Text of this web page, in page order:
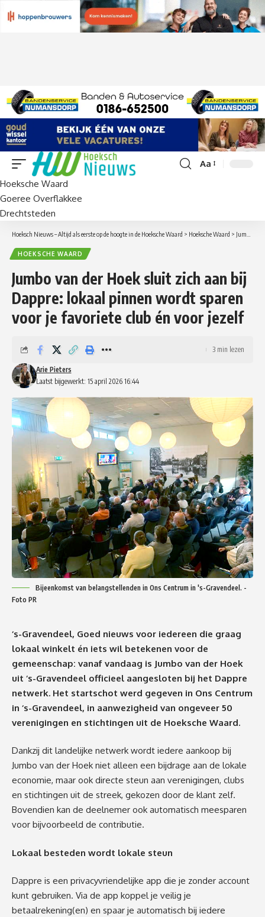
Lettergrootte
Aa
Hoeksche Waard
Goeree Overflakkee
Drechtsteden
Hoeksch Nieuws – Altijd als eerste op de hoogte in de Hoeksche Waard > Hoeksche Waard > Jumbo van der Hoek sluit zich aan bij Dappre: lokaal pinnen wordt sparen voor je favoriete club én voor jezelf
HOEKSCHE WAARD
Jumbo van der Hoek sluit zich aan bij
Dappre: lokaal pinnen wordt sparen
voor je favoriete club én voor jezelf
Laatst bijgewerkt: 15 april 2026 16:44
Arie Pieters
3 min lezen
Bijeenkomst van belangstellenden in Ons Centrum in 's-Gravendeel. -
Foto PR
‘s-Gravendeel, Goed nieuws voor iedereen die graag
lokaal winkelt én iets wil betekenen voor de
gemeenschap: vanaf vandaag is Jumbo van der Hoek
uit ‘s-Gravendeel officieel aangesloten bij het Dappre
netwerk. Het startschot werd gegeven in Ons Centrum
in ‘s-Gravendeel, in aanwezigheid van ongeveer 50
verenigingen en stichtingen uit de Hoeksche Waard.
Dankzij dit landelijke netwerk wordt iedere aankoop bij
Jumbo van der Hoek niet alleen een bijdrage aan de lokale
economie, maar ook directe steun aan verenigingen, clubs
en stichtingen uit de streek, gekozen door de klant zelf.
Bovendien kan de deelnemer ook automatisch meesparen
voor bijvoorbeeld de contributie.
Lokaal besteden wordt lokale steun
Dappre is een privacyvriendelijke app die je zonder account
kunt gebruiken. Via de app koppel je veilig je
betaalrekening(en) en spaar je automatisch bij iedere